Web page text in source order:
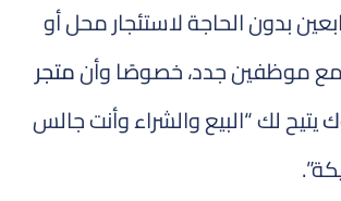
بدون الحاجة لاستئجار محل أو
مع موظفين جدد، خصوصًا وأنمتجر
يتيح لك “البيع والشراء وأنت جالس